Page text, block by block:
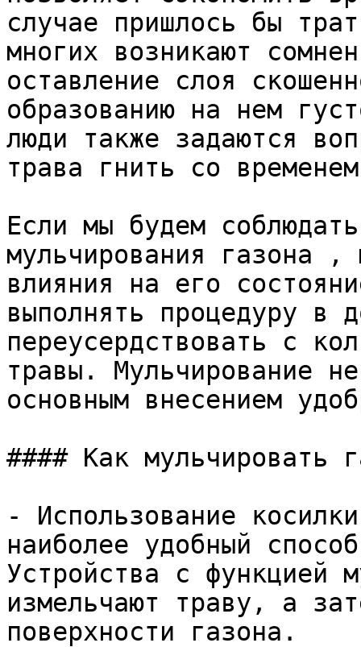
случае пришлось бы
многих возникают
оставление слоя
образованию на нем
люди также задаются
трава гнить со
Если мы будем
мульчирования газона
влияния на его
выполнять процедуру в
переусердствовать с
травы. Мульчирование
основным внесением
#### Как мульчировать
- Использование
наиболее удобный
Устройства с функцией
измельчают траву, а
поверхности газона.